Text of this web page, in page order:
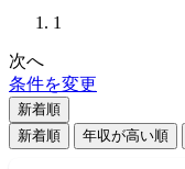
1
次へ
条件を変更
新着順
新着順
年収が高い順